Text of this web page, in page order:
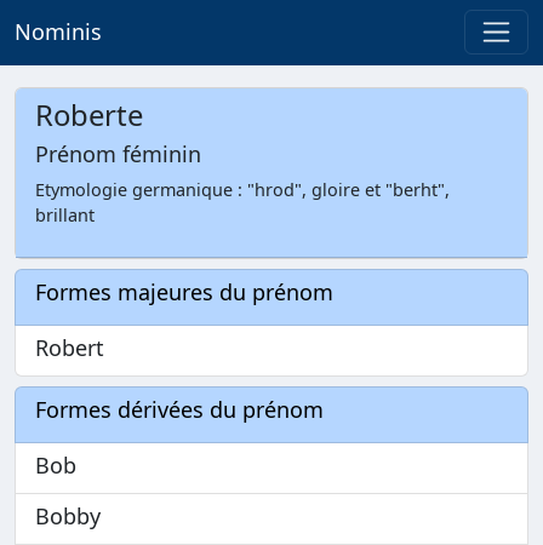
Nominis
Roberte
Prénom féminin
Etymologie germanique : "hrod", gloire et "berht",
brillant
Formes majeures du prénom
Robert
Formes dérivées du prénom
Bob
Bobby